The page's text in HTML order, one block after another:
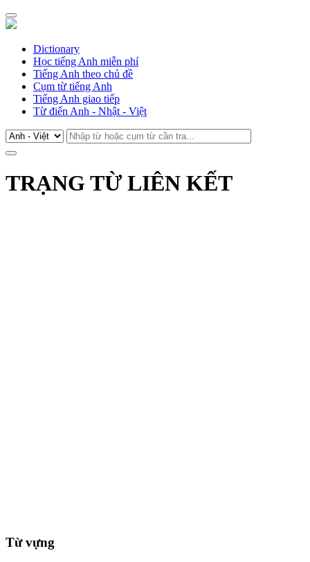
Dictionary
Học tiếng Anh miễn phí
Tiếng Anh theo chủ đề
Cụm từ tiếng Anh
Tiếng Anh giao tiếp
Từ điển Anh - Nhật - Việt
TRẠNG TỪ LIÊN KẾT
Từ vựng